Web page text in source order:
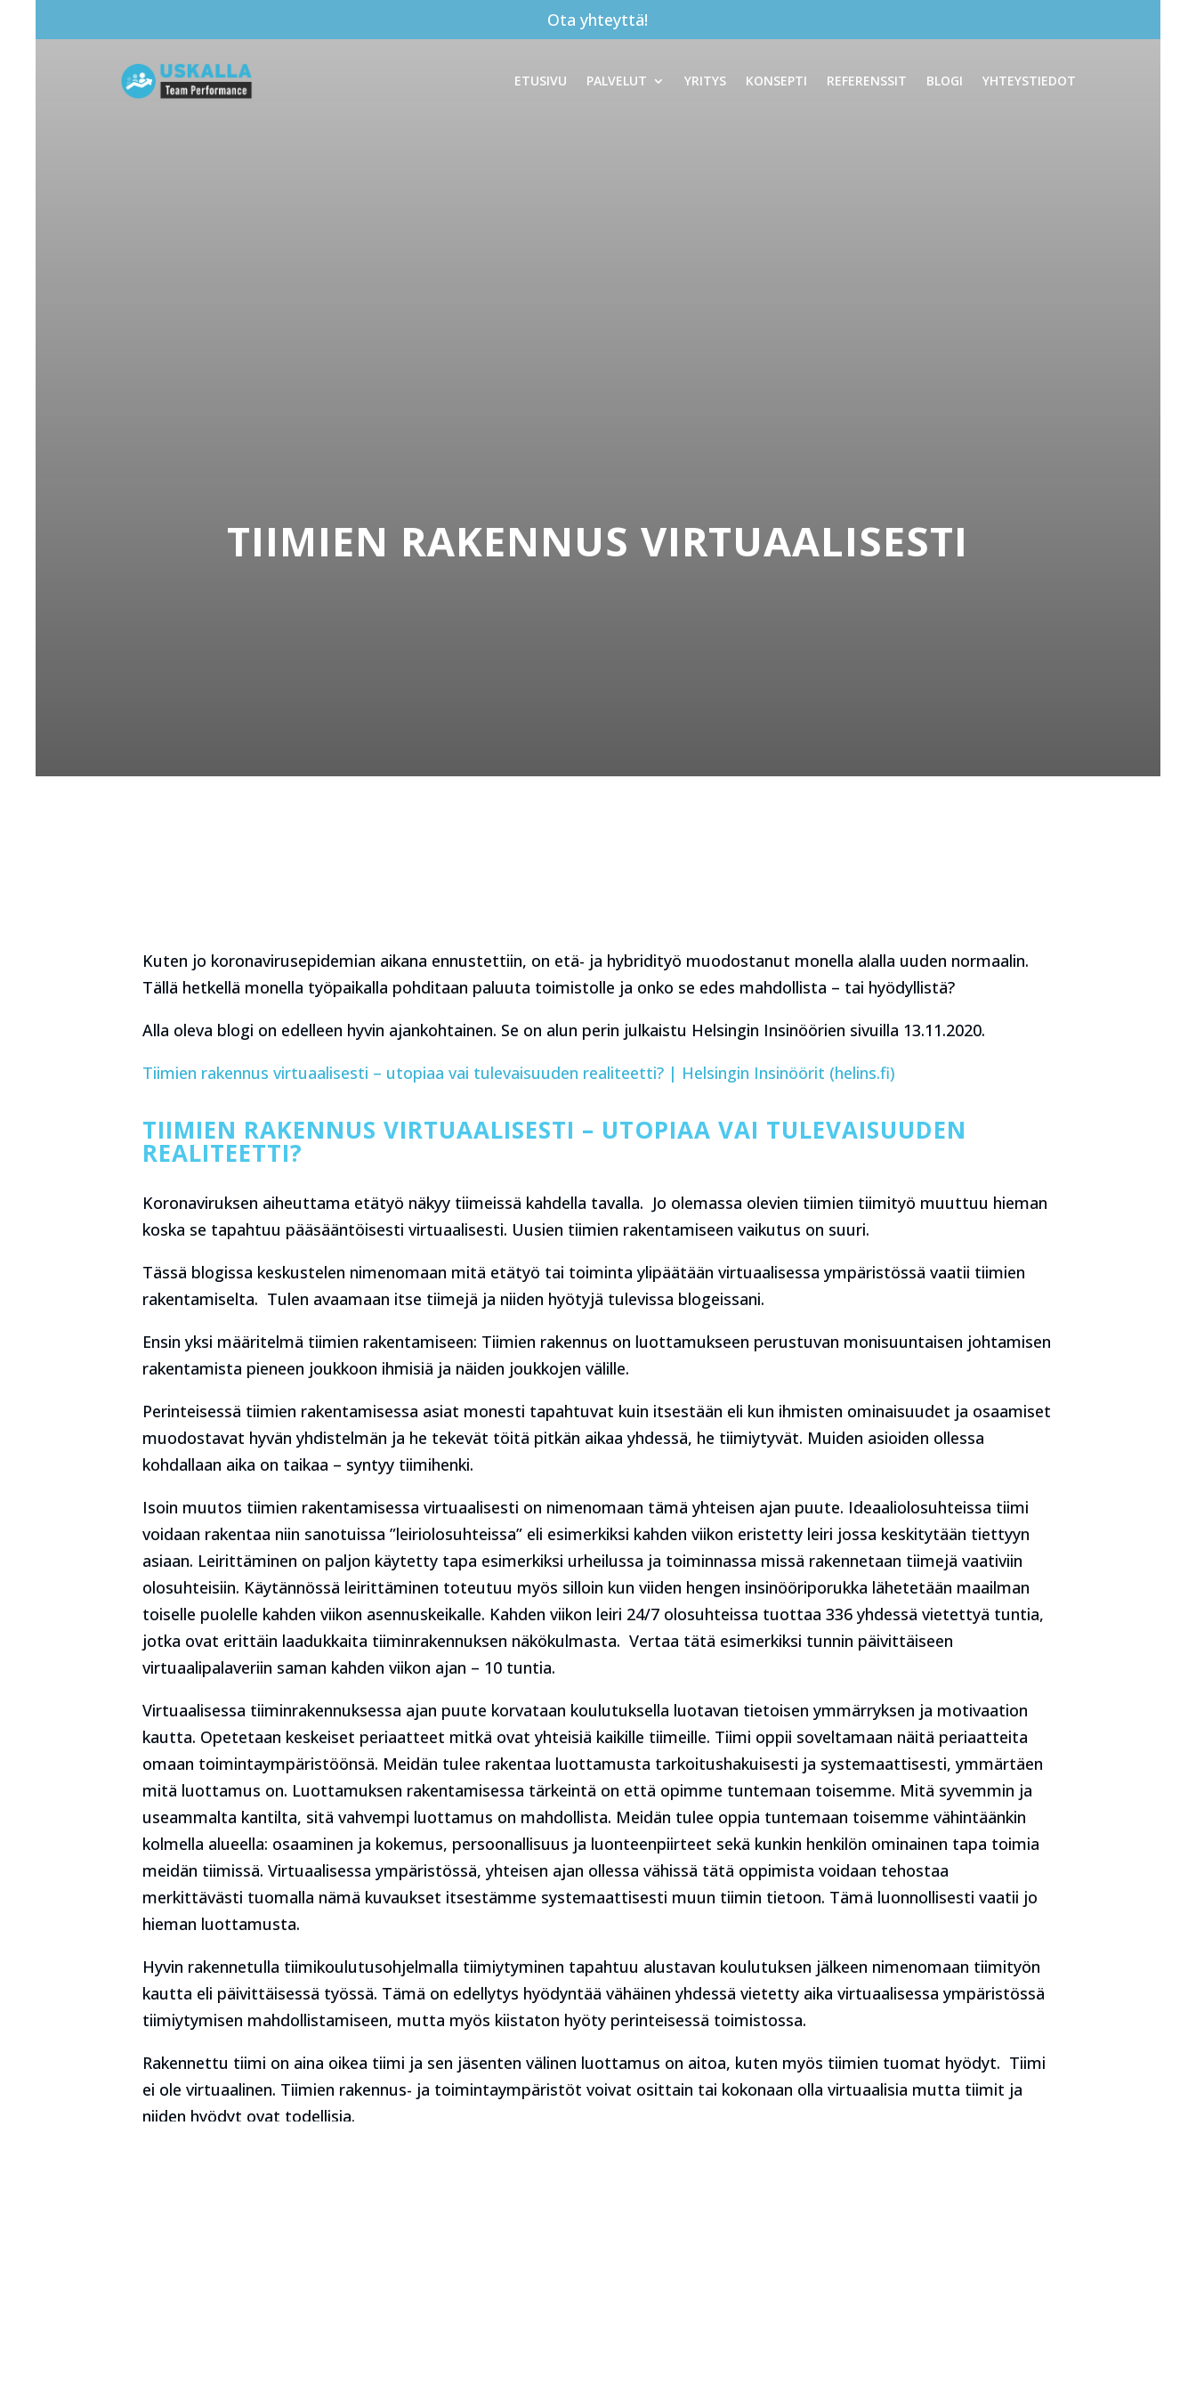
Ota yhteyttä!
ETUSIVU PALVELUT YRITYS KONSEPTI REFERENSSIT BLOGI YHTEYSTIEDOT
TIIMIEN RAKENNUS VIRTUAALISESTI
Kuten jo koronavirusepidemian aikana ennustettiin, on etä- ja hybridityö muodostanut monella alalla uuden normaalin.
Tällä hetkellä monella työpaikalla pohditaan paluuta toimistolle ja onko se edes mahdollista – tai hyödyllistä?
Alla oleva blogi on edelleen hyvin ajankohtainen. Se on alun perin julkaistu Helsingin Insinöörien sivuilla 13.11.2020.
Tiimien rakennus virtuaalisesti – utopiaa vai tulevaisuuden realiteetti? | Helsingin Insinöörit (helins.fi)
TIIMIEN RAKENNUS VIRTUAALISESTI – UTOPIAA VAI TULEVAISUUDEN
REALITEETTI?
Koronaviruksen aiheuttama etätyö näkyy tiimeissä kahdella tavalla. Jo olemassa olevien tiimien tiimityö muuttuu hieman
koska se tapahtuu pääsääntöisesti virtuaalisesti. Uusien tiimien rakentamiseen vaikutus on suuri.
Tässä blogissa keskustelen nimenomaan mitä etätyö tai toiminta ylipäätään virtuaalisessa ympäristössä vaatii tiimien
rakentamiselta. Tulen avaamaan itse tiimejä ja niiden hyötyjä tulevissa blogeissani.
Ensin yksi määritelmä tiimien rakentamiseen: Tiimien rakennus on luottamukseen perustuvan monisuuntaisen johtamisen
rakentamista pieneen joukkoon ihmisiä ja näiden joukkojen välille.
Perinteisessä tiimien rakentamisessa asiat monesti tapahtuvat kuin itsestään eli kun ihmisten ominaisuudet ja osaamiset
muodostavat hyvän yhdistelmän ja he tekevät töitä pitkän aikaa yhdessä, he tiimiytyvät. Muiden asioiden ollessa
kohdallaan aika on taikaa – syntyy tiimihenki.
Isoin muutos tiimien rakentamisessa virtuaalisesti on nimenomaan tämä yhteisen ajan puute. Ideaaliolosuhteissa tiimi
voidaan rakentaa niin sanotuissa ”leiriolosuhteissa” eli esimerkiksi kahden viikon eristetty leiri jossa keskitytään tiettyyn
asiaan. Leirittäminen on paljon käytetty tapa esimerkiksi urheilussa ja toiminnassa missä rakennetaan tiimejä vaativiin
olosuhteisiin. Käytännössä leirittäminen toteutuu myös silloin kun viiden hengen insinööriporukka lähetetään maailman
toiselle puolelle kahden viikon asennuskeikalle. Kahden viikon leiri 24/7 olosuhteissa tuottaa 336 yhdessä vietettyä tuntia,
jotka ovat erittäin laadukkaita tiiminrakennuksen näkökulmasta. Vertaa tätä esimerkiksi tunnin päivittäiseen
virtuaalipalaveriin saman kahden viikon ajan – 10 tuntia.
Virtuaalisessa tiiminrakennuksessa ajan puute korvataan koulutuksella luotavan tietoisen ymmärryksen ja motivaation
kautta. Opetetaan keskeiset periaatteet mitkä ovat yhteisiä kaikille tiimeille. Tiimi oppii soveltamaan näitä periaatteita
omaan toimintaympäristöönsä. Meidän tulee rakentaa luottamusta tarkoitushakuisesti ja systemaattisesti, ymmärtäen
mitä luottamus on. Luottamuksen rakentamisessa tärkeintä on että opimme tuntemaan toisemme. Mitä syvemmin ja
useammalta kantilta, sitä vahvempi luottamus on mahdollista. Meidän tulee oppia tuntemaan toisemme vähintäänkin
kolmella alueella: osaaminen ja kokemus, persoonallisuus ja luonteenpiirteet sekä kunkin henkilön ominainen tapa toimia
meidän tiimissä. Virtuaalisessa ympäristössä, yhteisen ajan ollessa vähissä tätä oppimista voidaan tehostaa
merkittävästi tuomalla nämä kuvaukset itsestämme systemaattisesti muun tiimin tietoon. Tämä luonnollisesti vaatii jo
hieman luottamusta.
Hyvin rakennetulla tiimikoulutusohjelmalla tiimiytyminen tapahtuu alustavan koulutuksen jälkeen nimenomaan tiimityön
kautta eli päivittäisessä työssä. Tämä on edellytys hyödyntää vähäinen yhdessä vietetty aika virtuaalisessa ympäristössä
tiimiytymisen mahdollistamiseen, mutta myös kiistaton hyöty perinteisessä toimistossa.
Rakennettu tiimi on aina oikea tiimi ja sen jäsenten välinen luottamus on aitoa, kuten myös tiimien tuomat hyödyt. Tiimi
ei ole virtuaalinen. Tiimien rakennus- ja toimintaympäristöt voivat osittain tai kokonaan olla virtuaalisia mutta tiimit ja
niiden hyödyt ovat todellisia.